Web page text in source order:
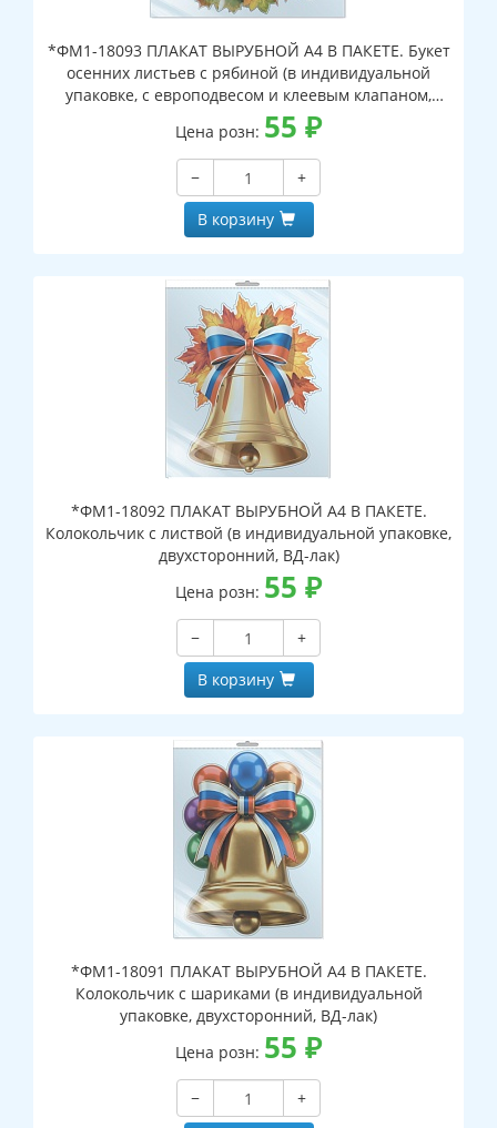
*ФМ1-18093 ПЛАКАТ ВЫРУБНОЙ А4 В ПАКЕТЕ. Букет
осенних листьев с рябиной (в индивидуальной
упаковке, с европодвесом и клеевым клапаном,
двухсторонний, ВД-лак)
Цена розн: 55 ₽
−
+
В корзину
*ФМ1-18092 ПЛАКАТ ВЫРУБНОЙ А4 В ПАКЕТЕ.
Колокольчик с листвой (в индивидуальной упаковке,
двухсторонний, ВД-лак)
Цена розн: 55 ₽
−
+
В корзину
*ФМ1-18091 ПЛАКАТ ВЫРУБНОЙ А4 В ПАКЕТЕ.
Колокольчик с шариками (в индивидуальной
упаковке, двухсторонний, ВД-лак)
Цена розн: 55 ₽
−
+